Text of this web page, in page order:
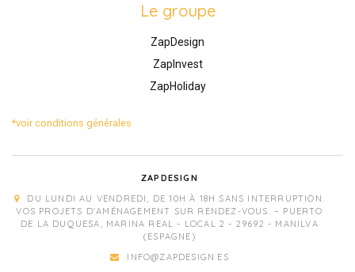
Le groupe
ZapDesign
ZapInvest
ZapHoliday
*voir conditions générales
ZAPDESIGN
DU LUNDI AU VENDREDI, DE 10H À 18H SANS INTERRUPTION.
VOS PROJETS D'AMÉNAGEMENT SUR RENDEZ-VOUS. – PUERTO
DE LA DUQUESA, MARINA REAL - LOCAL 2 - 29692 - MANILVA
(ESPAGNE)
INFO@ZAPDESIGN.ES